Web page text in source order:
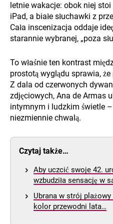
letnie wakacje: obok niej stoi
iPad, a białe słuchawki z
Cała inscenizacja oddaje
starannie wybranej, „poza
To właśnie ten kontrast
prostotą wyglądu sprawia,
Z dala od czerwonych
zdjęciowych, Ana de Armas
intymnym i ludzkim świetle
niezmiennie chwalą.
Czytaj także…
Aby uczcić swoje 42.
wzbudziła sensację w
Ubrana w strój
kolor przewodni lata…